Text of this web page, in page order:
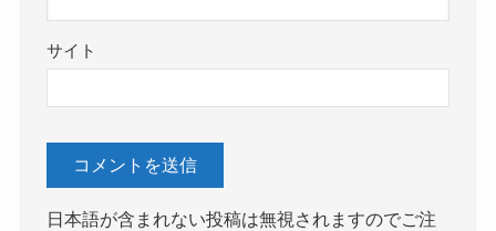
サイト
日本語が含まれない投稿は無視されますのでご注